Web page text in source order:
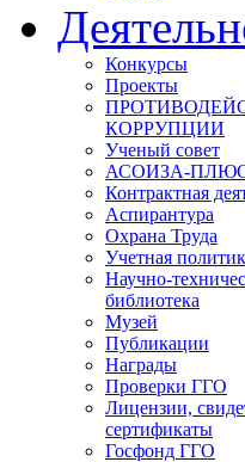
Конкурсы
Проекты
КОРРУПЦИИ
Ученый совет
АСОИЗА-
Контрактная
Аспирантура
Охрана Труда
Учетная
Научно-
библиотека
Музей
Публикации
Награды
Проверки ГГО
Лицензии,
сертификаты
Госфонд ГГО